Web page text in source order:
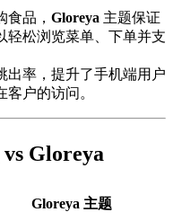
食品， Gloreya 主题保证
轻松浏览菜单、下单并支
出率，提升了手机端用户
户的访问。
Gloreya
Gloreya 主题